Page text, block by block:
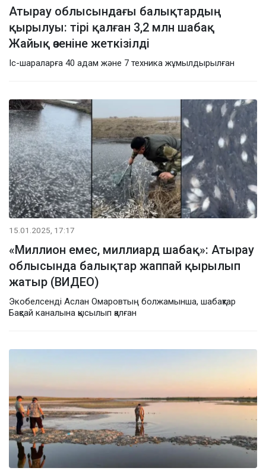
Атырау облысындағы балықтардың
қырылуы: тірі қалған 3,2 млн шабақ
Жайық өзеніне жеткізілді
Іс-шараларға 40 адам және 7 техника жұмылдырылған
15.01.2025, 17:17
«Миллион емес, миллиард шабақ»: Атырау
облысында балықтар жаппай қырылып
жатыр (ВИДЕО)
Экобелсенді Аслан Омаровтың болжамынша, шабақтар
Бақсай каналына қысылып қалған